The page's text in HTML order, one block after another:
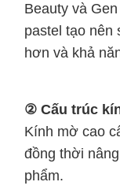
Beauty và
pastel tạo nên
hơn và khả
② Cấu trúc
Kính mờ cao
đồng thời
phẩm.